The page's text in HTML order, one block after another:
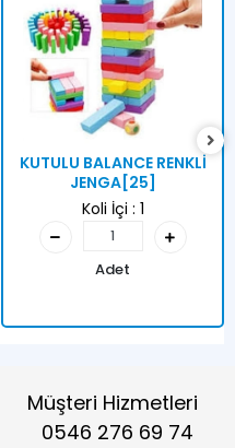
KUTULU BALANCE RENKLİ
JENGA[25]
Koli İçi : 1
Adet
Müşteri Hizmetleri
0546 276 69 74